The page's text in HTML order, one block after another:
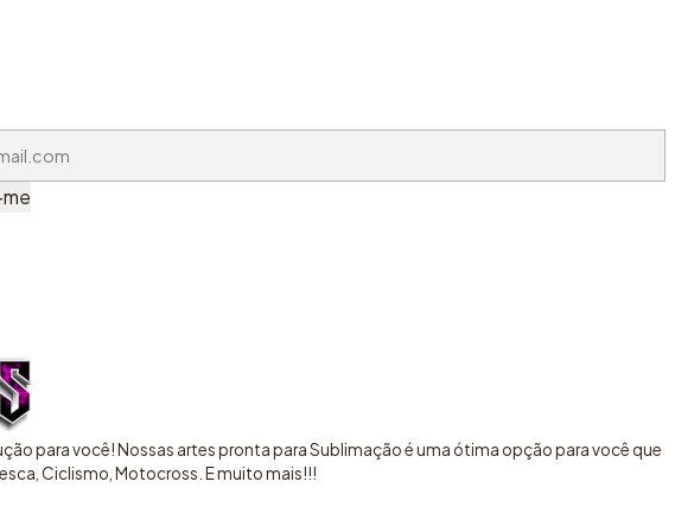
para você! Nossas artes pronta para Sublimação é uma ótima opção para você que
Ciclismo, Motocross. E muito mais!!!